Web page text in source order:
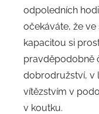
odpoledních
očekáváte, že
kapacitou si
pravděpodobně
dobrodružství, v
vítězstvím v
v koutku.